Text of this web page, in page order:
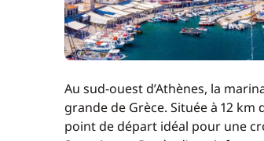
Au sud-ouest d’Athènes, la
grande de Grèce. Située à 12
point de départ idéal pour une